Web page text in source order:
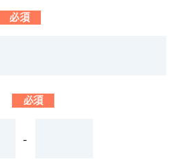
必須
必須
-